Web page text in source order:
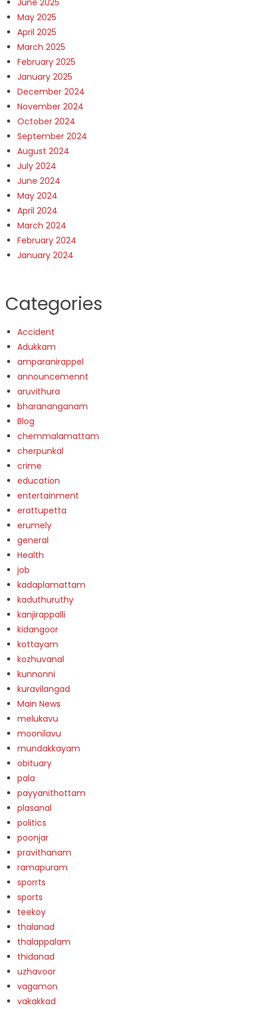
May 2025
April 2025
March 2025
February 2025
January 2025
December 2024
November 2024
October 2024
September 2024
August 2024
July 2024
June 2024
May 2024
April 2024
March 2024
February 2024
January 2024
Categories
Accident
Adukkam
amparanirappel
announcemennt
aruvithura
bharananganam
Blog
chemmalamattam
cherpunkal
crime
education
entertainment
erattupetta
erumely
general
Health
job
kadaplamattam
kaduthuruthy
kanjirappalli
kidangoor
kottayam
kozhuvanal
kunnonni
kuravilangad
Main News
melukavu
moonilavu
mundakkayam
obituary
pala
payyanithottam
plasanal
politics
poonjar
pravithanam
ramapuram
sporrts
sports
teekoy
thalanad
thalappalam
thidanad
uzhavoor
vagamon
vakakkad